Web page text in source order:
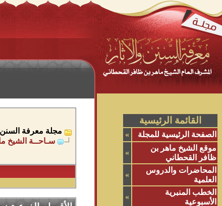
القائمة الرئيسية
الصفحة الرئيسية للمجلة
»
موقع الشيخ ماهر بن
ظافر القحطاني
»
المحاضرات والدروس
العلمية
»
الخطب المنبرية
الأسبوعية
»
مجلة معرفة السنن
سـاحــة الشيخ